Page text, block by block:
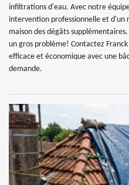
infiltrations d'eau. Avec notre
intervention professionnelle et
maison des dégâts
un gros problème! Contactez
efficace et économique avec une
demande.